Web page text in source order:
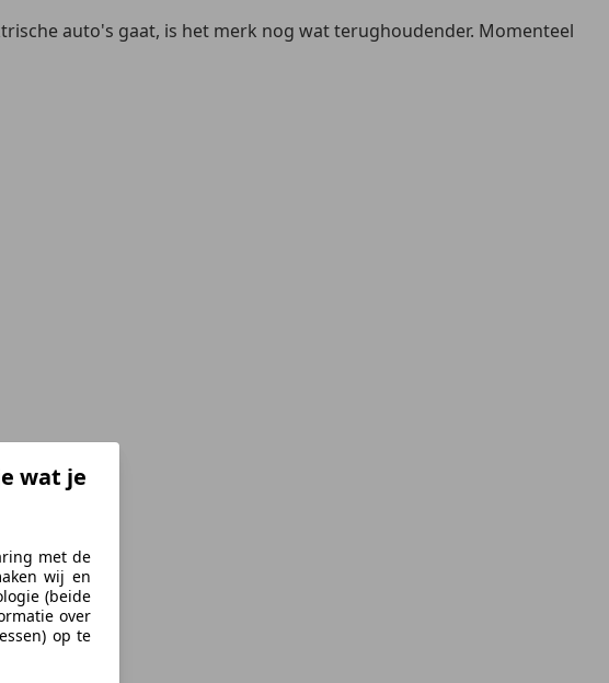
auto's gaat, is het merk nog wat terughoudender. Momenteel
wat je
met de
wij en
(beide
over
op te